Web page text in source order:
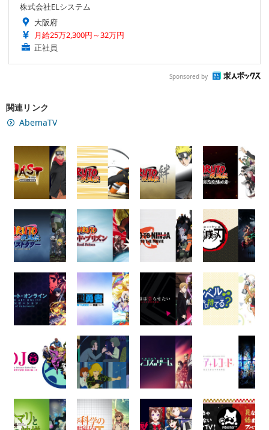
株式会社ELシステム
大阪府
月給25万2,300円～32万円
正社員
Sponsored by
関連リンク
AbemaTV